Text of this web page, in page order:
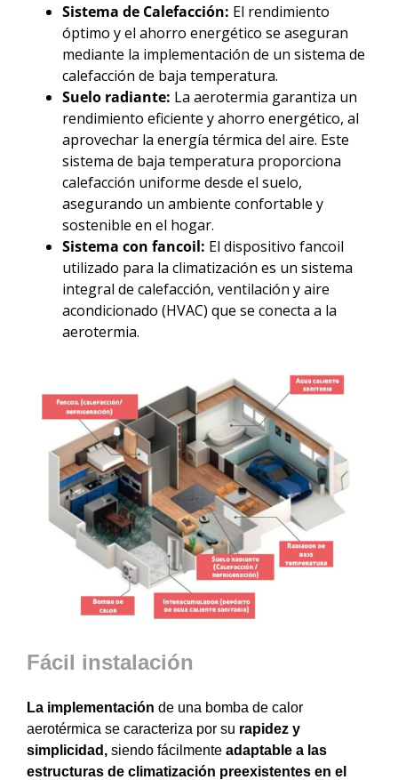
Sistema de Calefacción: El rendimiento
óptimo y el ahorro energético se aseguran
mediante la implementación de un sistema de
calefacción de baja temperatura.
Suelo radiante: La aerotermia garantiza un
rendimiento eficiente y ahorro energético, al
aprovechar la energía térmica del aire. Este
sistema de baja temperatura proporciona
calefacción uniforme desde el suelo,
asegurando un ambiente confortable y
sostenible en el hogar.
Sistema con fancoil: El dispositivo fancoil
utilizado para la climatización es un sistema
integral de calefacción, ventilación y aire
acondicionado (HVAC) que se conecta a la
aerotermia.
Fácil instalación
La implementación de una bomba de calor
aerotérmica se caracteriza por su rapidez y
simplicidad, siendo fácilmente adaptable a las
estructuras de climatización preexistentes en el